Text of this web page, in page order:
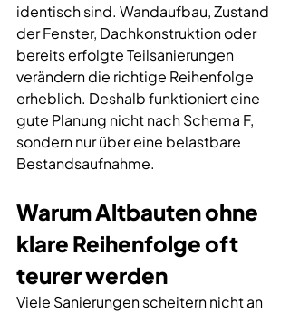
identisch sind. Wandaufbau, Zustand
der Fenster, Dachkonstruktion oder
bereits erfolgte Teilsanierungen
verändern die richtige Reihenfolge
erheblich. Deshalb funktioniert eine
gute Planung nicht nach Schema F,
sondern nur über eine belastbare
Bestandsaufnahme.
Warum Altbauten ohne
klare Reihenfolge oft
teurer werden
Viele Sanierungen scheitern nicht an